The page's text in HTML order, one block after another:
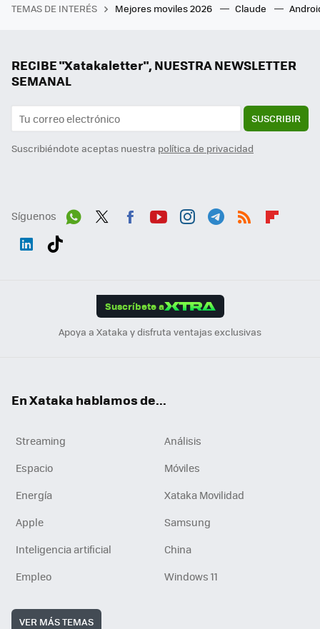
TEMAS DE INTERÉS Mejores moviles 2026 Claude
RECIBE "Xatakaletter", NUESTRA NEWSLETTER
SEMANAL
SUSCRIBIR
Suscribiéndote aceptas nuestra política de privacidad
Síguenos
Suscríbete a
Apoya a Xataka y disfruta ventajas exclusivas
En Xataka hablamos de...
Streaming
Análisis
Espacio
Móviles
Energía
Xataka Movilidad
Apple
Samsung
Inteligencia artificial
China
Empleo
Windows 11
VER MÁS TEMAS